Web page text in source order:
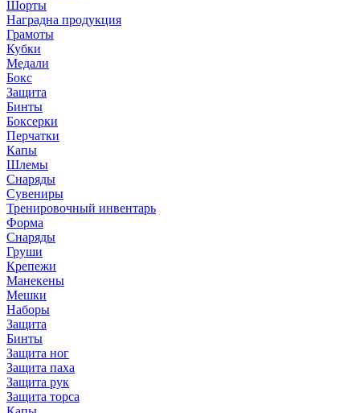
Шорты
Наградна продукция
Грамоты
Кубки
Медали
Бокс
Защита
Бинты
Боксерки
Перчатки
Капы
Шлемы
Снаряды
Сувениры
Тренировочный инвентарь
Форма
Снаряды
Груши
Крепежи
Манекены
Мешки
Наборы
Защита
Бинты
Защита ног
Защита паха
Защита рук
Защита торса